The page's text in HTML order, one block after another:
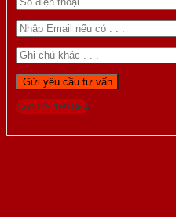
Gọi 0976.169.864